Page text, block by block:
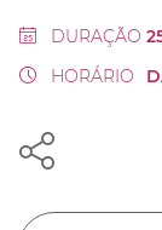
DURAÇÃO
HORÁRIO